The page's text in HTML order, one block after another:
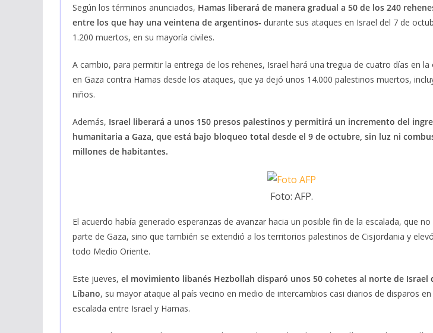
Según los términos anunciados, Hamas liberará de manera gradual a 50 de los 240
entre los que hay una veintena de argentinos- durante sus ataques en Israel del 7 de
1.200 muertos, en su mayoría civiles.
A cambio, para permitir la entrega de los rehenes, Israel hará una tregua de cuatro días en la
en Gaza contra Hamas desde los ataques, que ya dejó unos 14.000 palestinos muertos,
niños.
Además, Israel liberará a unos 150 presos palestinos y permitirá un incremento del
humanitaria a Gaza, que está bajo bloqueo total desde el 9 de octubre, sin luz ni
millones de habitantes.
Foto: AFP.
El acuerdo había generado esperanzas de avanzar hacia un posible fin de la escalada, que
parte de Gaza, sino que también se extendió a los territorios palestinos de Cisjordania y
todo Medio Oriente.
Este jueves, el movimiento libanés Hezbollah disparó unos 50 cohetes al norte de Israel
Líbano, su mayor ataque al país vecino en medio de intercambios casi diarios de disparos
escalada entre Israel y Hamas.